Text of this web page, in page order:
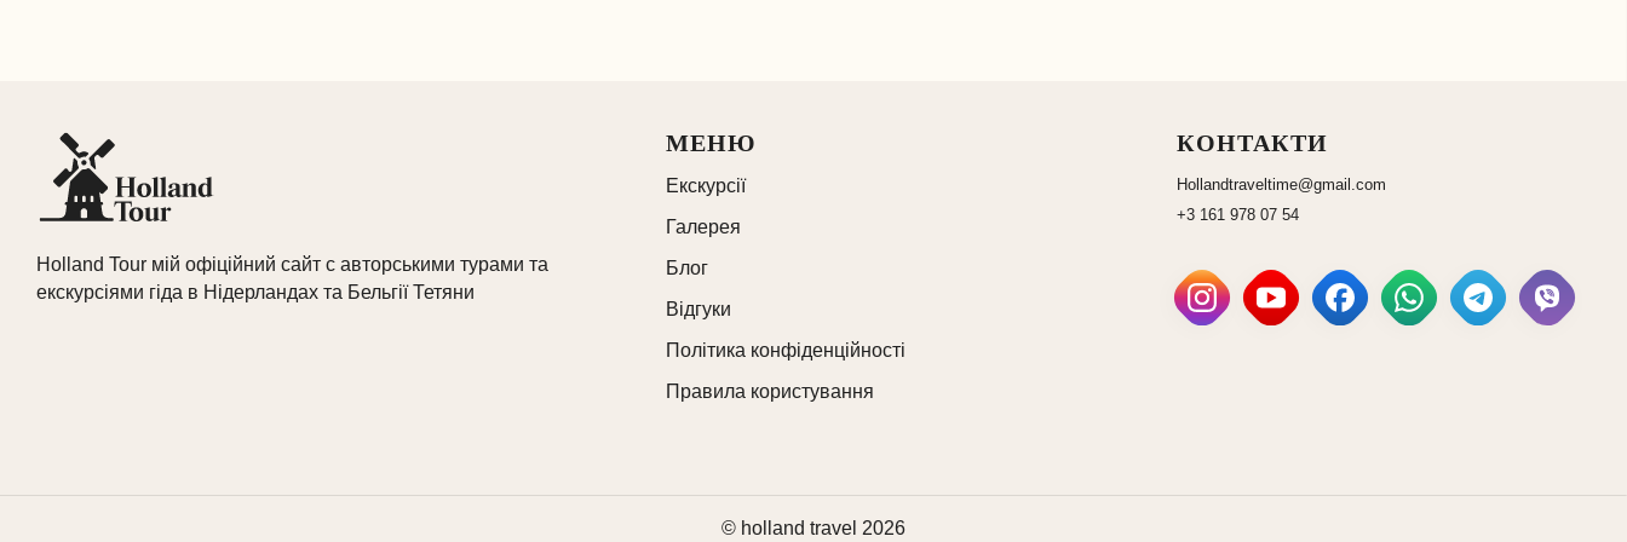
Holland Tour мій офіційний сайт с авторськими турами та
екскурсіями гіда в Нідерландах та Бельгії Тетяни
МЕНЮ
Екскурсії
Галерея
Блог
Відгуки
Політика конфіденційності
Правила користування
КОНТАКТИ
Hollandtraveltime@gmail.com
+3 161 978 07 54
© holland travel 2026